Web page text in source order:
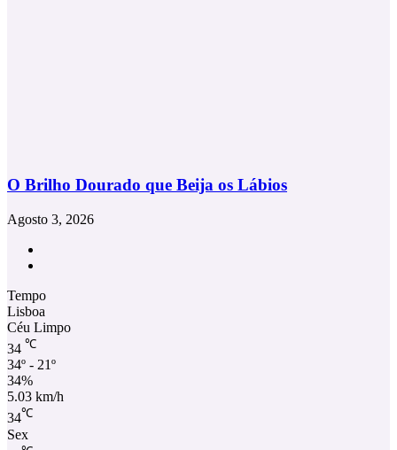
O Brilho Dourado que Beija os Lábios
Agosto 3, 2026
Tempo
Lisboa
Céu Limpo
34 ℃
34º - 21º
34%
5.03 km/h
34℃
Sex